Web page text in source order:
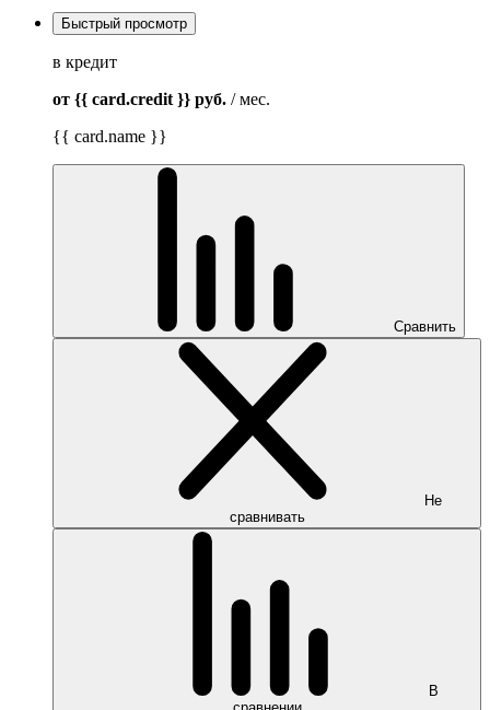
Быстрый просмотр
в кредит
от {{ card.credit }} руб. / мес.
{{ card.name }}
Сравнить
Не
сравнивать
В